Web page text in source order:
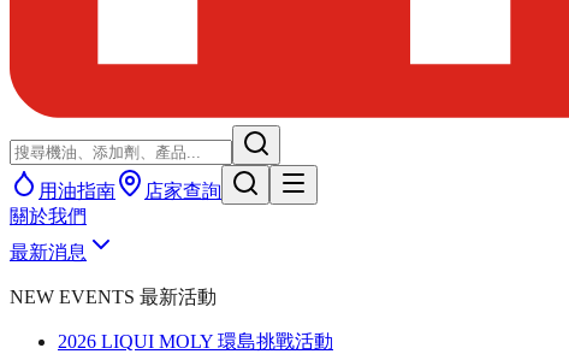
用油指南
店家查詢
關於我們
最新消息
NEW EVENTS 最新活動
2026 LIQUI MOLY 環島挑戰活動